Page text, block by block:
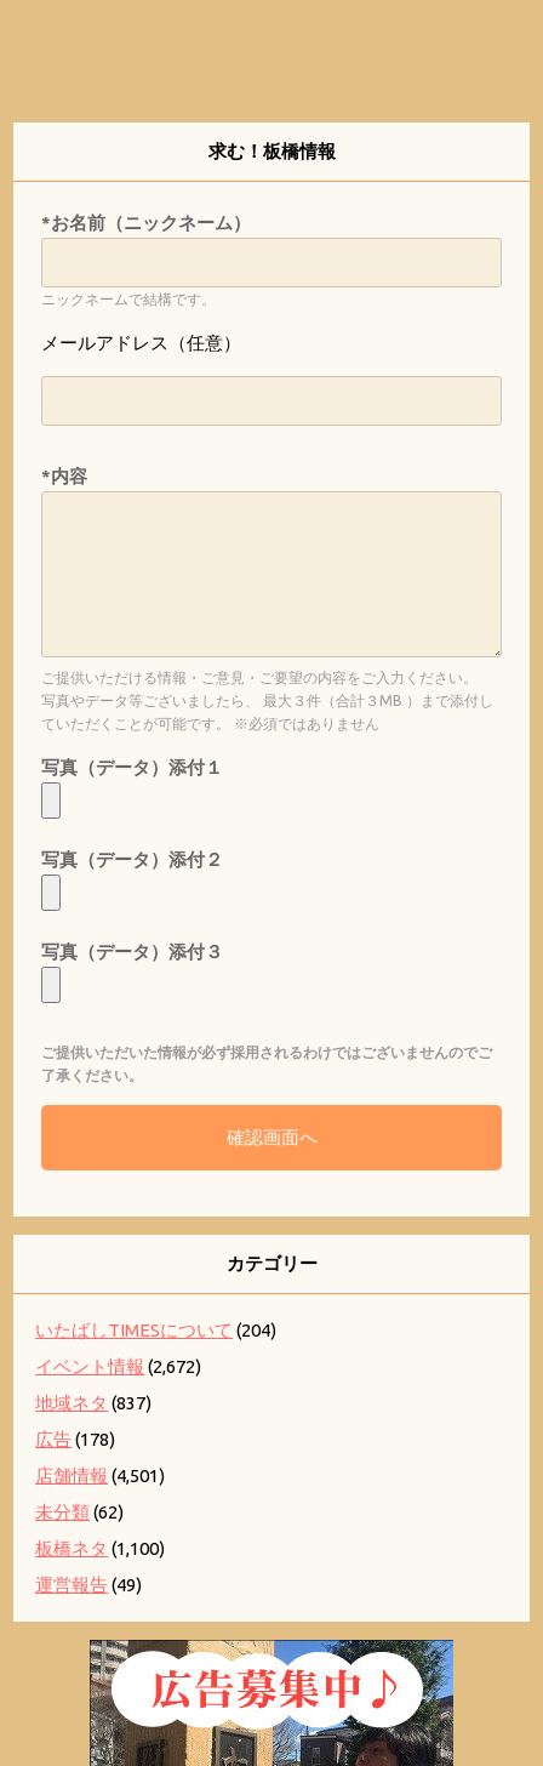
求む！板橋情報
*お名前（ニックネーム）
ニックネームで結構です。
メールアドレス（任意）
*内容
ご提供いただける情報・ご意見・ご要望の内容をご入力ください。
写真やデータ等ございましたら、 最大３件（合計３MB ）まで添付し
ていただくことが可能です。 ※必須ではありません
写真（データ）添付１
写真（データ）添付２
写真（データ）添付３
ご提供いただいた情報が必ず採用されるわけではございませんのでご
了承ください。
カテゴリー
いたばしTIMESについて (204)
イベント情報 (2,672)
地域ネタ (837)
広告(178)
店舗情報 (4,501)
未分類(62)
板橋ネタ (1,100)
運営報告(49)